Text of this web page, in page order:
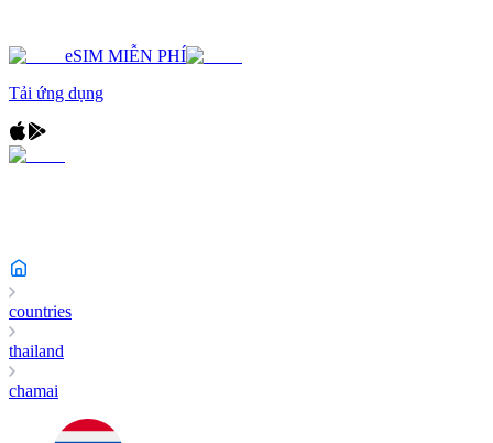
eSIM MIỄN PHÍ
Tải ứng dụng
countries
thailand
chamai